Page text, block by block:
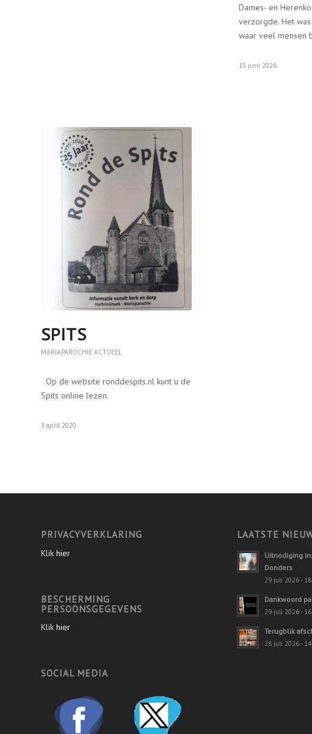
Dames- en
verzorgde. Het
waar veel mensen
15 juni 2026
SPITS
MARIAPAROCHIE ACTUEEL
Op de website ronddespits.nl kunt u de
Spits online lezen.
3 april 2020
PRIVACYVERKLARING
Klik hier
BESCHERMING
PERSOONSGEGEVENS
Klik hier
SOCIAL MEDIA
LAATSTE
Uitnodiging
Donders
29 juli 2026 -
Dankwoord
29 juli 2026 -
Terugblik
28 juli 2026 -